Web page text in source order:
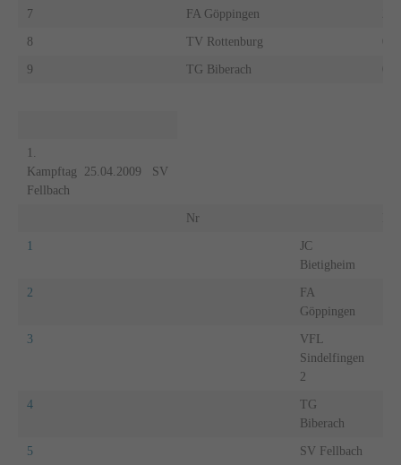
7 FA Göppingen
8 TV Rottenburg
9 TG Biberach
1.
Kampftag 25.04.2009 SV
Fellbach
Nr
1
JC
Bietigheim
2
FA
Göppingen
3
VFL
Sindelfingen
2
4
TG
Biberach
5 SV Fellbach